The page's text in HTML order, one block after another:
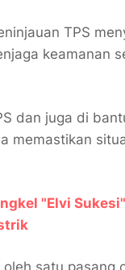
TPS
keamanan
dan juga di
memastikan
"Elvi